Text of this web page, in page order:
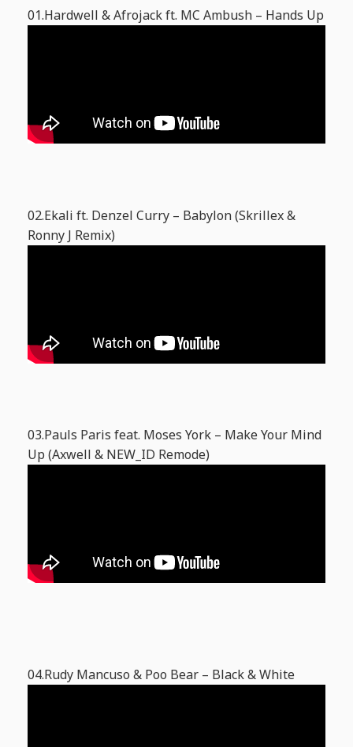
01.Hardwell & Afrojack ft. MC Ambush – Hands Up
02.Ekali ft. Denzel Curry – Babylon (Skrillex &
Ronny J Remix)
03.Pauls Paris feat. Moses York – Make Your Mind
Up (Axwell & NEW_ID Remode)
04.Rudy Mancuso & Poo Bear – Black & White